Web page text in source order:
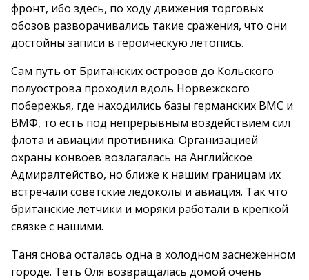
фронт, ибо здесь, по ходу движения торговых
обозов разворачивались такие сражения, что они
достойны записи в героическую летопись.
Сам путь от Британских островов до Кольского
полуострова проходил вдоль Норвежского
побережья, где находились базы германских ВМС и
ВМФ, то есть под непрерывным воздействием сил
флота и авиации противника. Организацией
охраны конвоев возлагалась на Английское
Адмиралтейство, но ближе к нашим границам их
встречали советские ледоколы и авиация. Так что
британские летчики и моряки работали в крепкой
связке с нашими.
Таня снова осталась одна в холодном заснеженном
городе. Теть Оля возвращалась домой очень